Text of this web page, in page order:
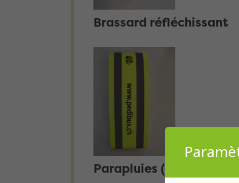
Brassard réfléchissant
Parapluies (adultes)